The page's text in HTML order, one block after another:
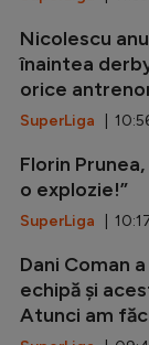
Nicolescu
înaintea
orice
SuperLiga |
Florin
o explozie!”
SuperLiga |
Dani Coman
echipă și
Atunci am